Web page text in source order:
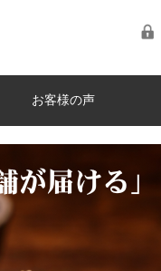
お客様の声